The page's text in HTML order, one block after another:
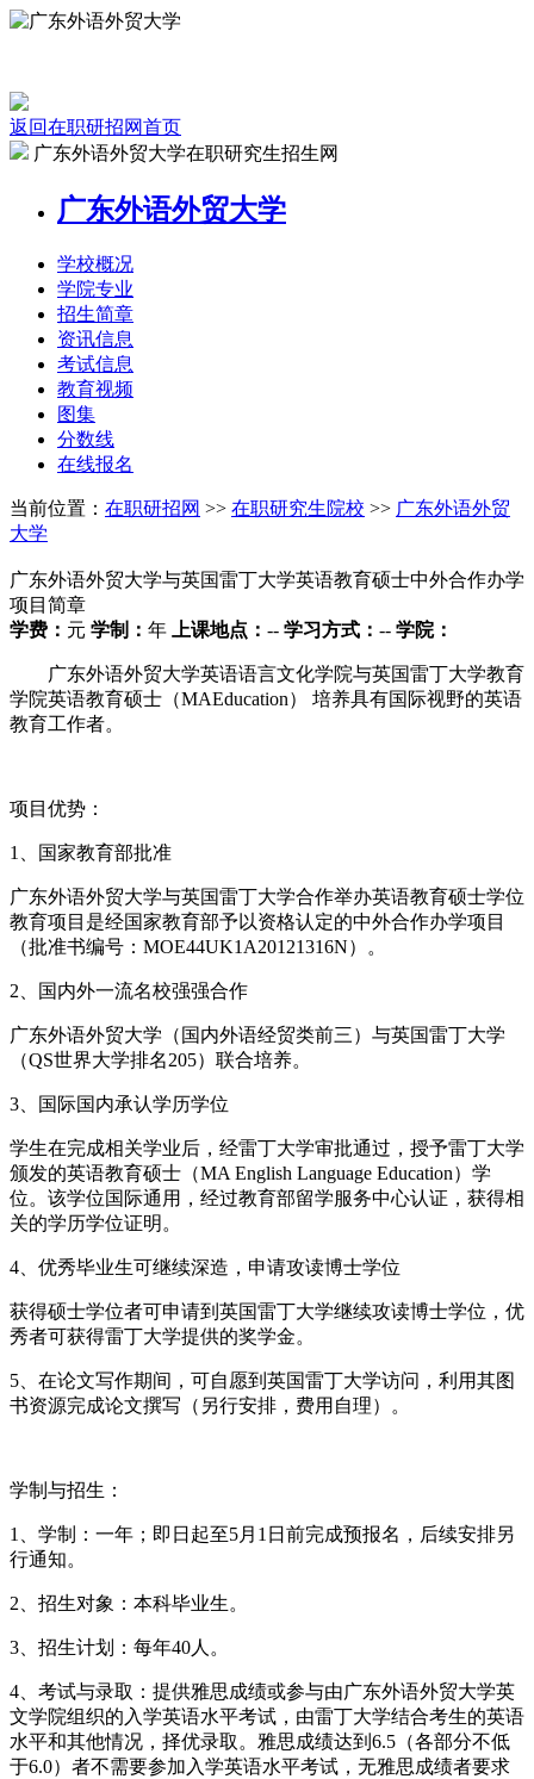
返回在职研招网首页
广东外语外贸大学在职研究生招生网
广东外语外贸大学
学校概况
学院专业
招生简章
资讯信息
考试信息
教育视频
图集
分数线
在线报名
当前位置： 在职研招网 >> 在职研究生院校 >> 广东外语外贸
大学
广东外语外贸大学与英国雷丁大学英语教育硕士中外合作办学
项目简章
学费： 元 学制： 年 上课地点： -- 学习方式： -- 学院：
广东外语外贸大学英语语言文化学院与英国雷丁大学教育
学院英语教育硕士（MAEducation） 培养具有国际视野的英语
教育工作者。
项目优势：
1、国家教育部批准
广东外语外贸大学与英国雷丁大学合作举办英语教育硕士学位
教育项目是经国家教育部予以资格认定的中外合作办学项目
（批准书编号：MOE44UK1A20121316N）。
2、国内外一流名校强强合作
广东外语外贸大学（国内外语经贸类前三）与英国雷丁大学
（QS世界大学排名205）联合培养。
3、国际国内承认学历学位
学生在完成相关学业后，经雷丁大学审批通过，授予雷丁大学
颁发的英语教育硕士（MA English Language Education）学
位。该学位国际通用，经过教育部留学服务中心认证，获得相
关的学历学位证明。
4、优秀毕业生可继续深造，申请攻读博士学位
获得硕士学位者可申请到英国雷丁大学继续攻读博士学位，优
秀者可获得雷丁大学提供的奖学金。
5、在论文写作期间，可自愿到英国雷丁大学访问，利用其图
书资源完成论文撰写（另行安排，费用自理）。
学制与招生：
1、学制：一年；即日起至5月1日前完成预报名，后续安排另
行通知。
2、招生对象：本科毕业生。
3、招生计划：每年40人。
4、考试与录取：提供雅思成绩或参与由广东外语外贸大学英
文学院组织的入学英语水平考试，由雷丁大学结合考生的英语
水平和其他情况，择优录取。雅思成绩达到6.5（各部分不低
于6.0）者不需要参加入学英语水平考试，无雅思成绩者要求